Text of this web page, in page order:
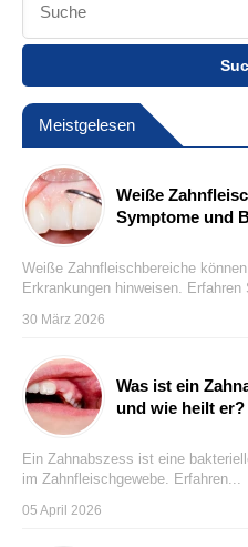
Meistgelesen
Weiße
Symptome und
Weiße Zahnfleischbereiche
Erkrankungen hinweisen. Erfahren
30 März 2026
Was ist ein
und wie heilt er?
Ein Zahnabszess ist eine
im Zahnfleischgewebe. Erfahren...
05 April 2026